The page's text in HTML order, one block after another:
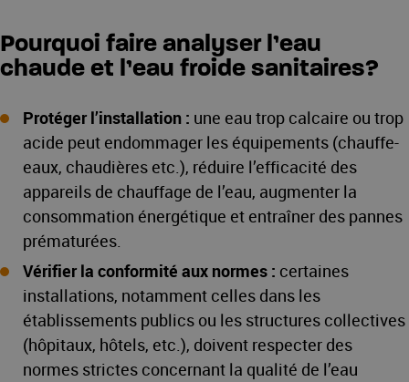
Pourquoi faire analyser l’eau
chaude et l’eau froide sanitaires?
Protéger l’installation : une eau trop calcaire ou trop
acide peut endommager les équipements (chauffe-
eaux, chaudières etc.), réduire l’efficacité des
appareils de chauffage de l’eau, augmenter la
consommation énergétique et entraîner des pannes
prématurées.
Vérifier la conformité aux normes : certaines
installations, notamment celles dans les
établissements publics ou les structures collectives
(hôpitaux, hôtels, etc.), doivent respecter des
normes strictes concernant la qualité de l’eau